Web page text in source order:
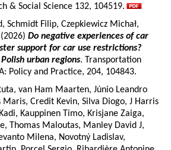
& Social Science 132, 104519.
Schmidt Filip, Czepkiewicz Michał,
Do negative experiences of car
support for car use restrictions?
urban regions. Transportation
Policy and Practice, 204, 104843.
van Ham Maarten, Júnio Leandro
Maris, Credit Kevin, Silva Diogo, J Harris
Kauppinen Timo, Krisjane Zaiga,
Thomas Maloutas, Manley David J,
Milena, Novotný Ladislav,